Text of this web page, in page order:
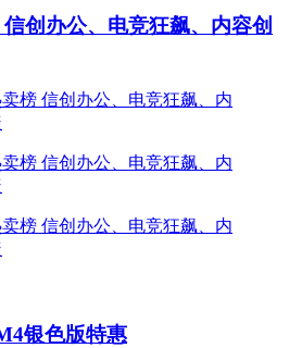
创办公、电竞狂飙、内容创
银色版特惠